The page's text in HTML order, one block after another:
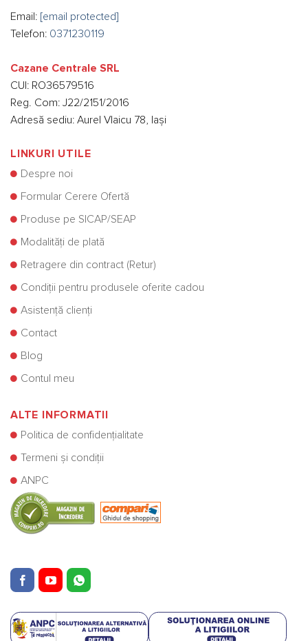
Email: [email protected]
Telefon: 0371230119
Cazane Centrale SRL
CUI: RO36579516
Reg. Com: J22/2151/2016
Adresă sediu: Aurel Vlaicu 78, Iași
LINKURI UTILE
Despre noi
Formular Cerere Ofertă
Produse pe SICAP/SEAP
Modalități de plată
Retragere din contract (Retur)
Condiții pentru produsele oferite cadou
Asistență clienți
Contact
Blog
Contul meu
ALTE INFORMATII
Politica de confidențialitate
Termeni și condiții
ANPC